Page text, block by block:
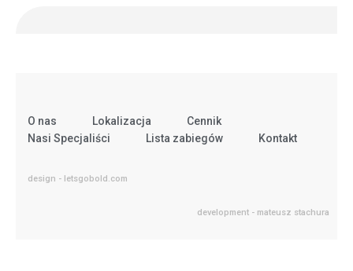
O nas Lokalizacja
Cennik
Nasi Specjaliści
Lista zabiegów Kontakt
design - letsgobold.com
development - mateusz stachura